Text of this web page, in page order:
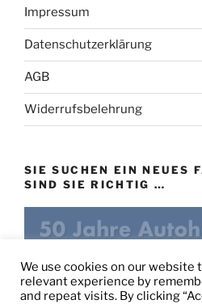
Impressum
Datenschutzerklärung
AGB
Widerrufsbelehrung
SIE SUCHEN EIN NEUES
SIND SIE RICHTIG …
eu-autovertrieb.de
We use cookies on our website
relevant experience by
and repeat visits. By clicking